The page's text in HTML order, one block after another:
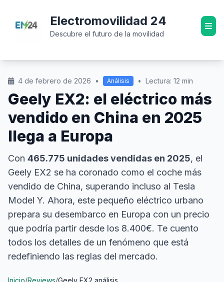
Electromovilidad 24
Descubre el futuro de la movilidad
4 de febrero de 2026 • Análisis • Lectura: 12 min
Geely EX2: el eléctrico más
vendido en China en 2025
llega a Europa
Con 465.775 unidades vendidas en 2025, el
Geely EX2 se ha coronado como el coche más
vendido de China, superando incluso al Tesla
Model Y. Ahora, este pequeño eléctrico urbano
prepara su desembarco en Europa con un precio
que podría partir desde los 8.400€. Te cuento
todos los detalles de un fenómeno que está
redefiniendo las reglas del mercado.
Inicio/Reviews/Geely EX2 análisis